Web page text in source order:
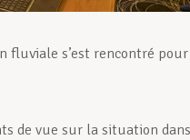
fluviale s’est rencontré pour
de vue sur la situation dans